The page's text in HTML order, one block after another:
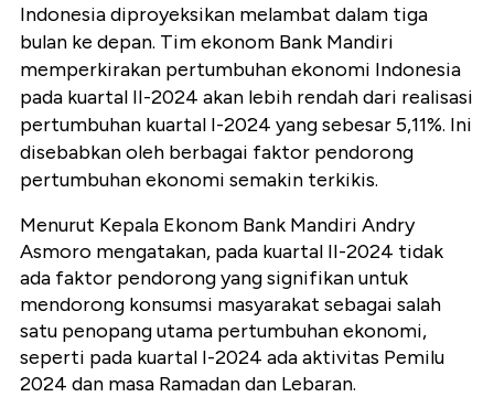
Indonesia diproyeksikan melambat dalam tiga
bulan ke depan. Tim ekonom Bank Mandiri
memperkirakan pertumbuhan ekonomi Indonesia
pada kuartal II-2024 akan lebih rendah dari realisasi
pertumbuhan kuartal I-2024 yang sebesar 5,11%. Ini
disebabkan oleh berbagai faktor pendorong
pertumbuhan ekonomi semakin terkikis.
Menurut Kepala Ekonom Bank Mandiri Andry
Asmoro mengatakan, pada kuartal II-2024 tidak
ada faktor pendorong yang signifikan untuk
mendorong konsumsi masyarakat sebagai salah
satu penopang utama pertumbuhan ekonomi,
seperti pada kuartal I-2024 ada aktivitas Pemilu
2024 dan masa Ramadan dan Lebaran.